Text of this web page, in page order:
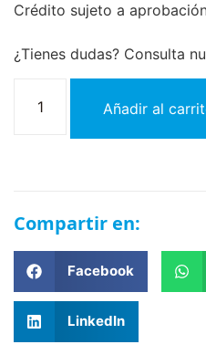
Crédito sujeto a
¿Tienes dudas? Consulta
Añadir al
Compartir en:
Facebook
LinkedIn